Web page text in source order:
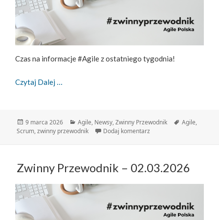
Czas na informacje #Agile z ostatniego tygodnia!
Czytaj Dalej
Data
publikacji
9 marca 2026 Kategorie
Agile, Newsy,Zwinny Przewodnik Tagi
Agile,
Scrum,zwinny przewodnik Dodaj komentarz
Zwinny Przewodnik – 02.03.2026